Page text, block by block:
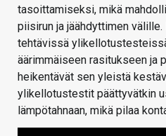
tasoittamiseksi, mikä
piisirun ja jäähdyttimen
tehtävissä
äärimmäiseen rasitukseen ja
heikentävät sen yleistä
ylikellotustestit päättyvätkin
lämpötahnaan, mikä pilaa